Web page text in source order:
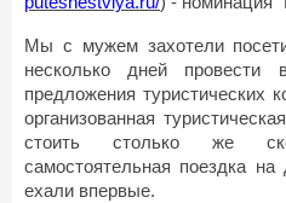
Мы с мужем захотели
несколько дней провести
предложения туристических
организованная
стоить столько же
самостоятельная поездка
ехали впервые.